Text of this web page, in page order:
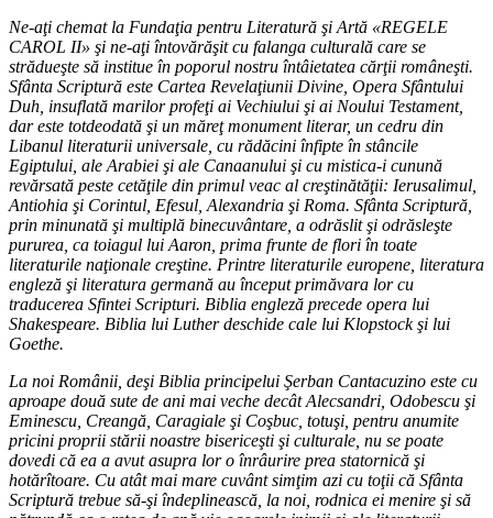
Ne-aţi chemat la Fundaţia pentru Literatură şi Artă «REGELE
CAROL II» şi ne-aţi întovărăşit cu falanga culturală care se
strădueşte să institue în poporul nostru întâietatea cărţii româneşti.
Sfânta Scriptură este Cartea Revelaţiunii Divine, Opera Sfântului
Duh, insuflată marilor profeţi ai Vechiului şi ai Noului Testament,
dar este totdeodată şi un măreţ monument literar, un cedru din
Libanul literaturii universale, cu rădăcini înfipte în stâncile
Egiptului, ale Arabiei şi ale Canaanului şi cu mistica-i cunună
revărsată peste cetăţile din primul veac al creştinătăţii: Ierusalimul,
Antiohia şi Corintul, Efesul, Alexandria şi Roma. Sfânta Scriptură,
prin minunată şi multiplă binecuvântare, a odrăslit şi odrăsleşte
pururea, ca toiagul lui Aaron, prima frunte de flori în toate
literaturile naţionale creştine. Printre literaturile europene, literatura
engleză şi literatura germană au început primăvara lor cu
traducerea Sfintei Scripturi. Biblia engleză precede opera lui
Shakespeare. Biblia lui Luther deschide cale lui Klopstock şi lui
Goethe.
La noi Românii, deşi Biblia principelui Şerban Cantacuzino este cu
aproape două sute de ani mai veche decât Alecsandri, Odobescu şi
Eminescu, Creangă, Caragiale şi Coşbuc, totuşi, pentru anumite
pricini proprii stării noastre bisericeşti şi culturale, nu se poate
dovedi că ea a avut asupra lor o înrâurire prea statornică şi
hotărîtoare. Cu atât mai mare cuvânt simţim azi cu toţii că Sfânta
Scriptură trebue să-şi îndeplinească, la noi, rodnica ei menire şi să